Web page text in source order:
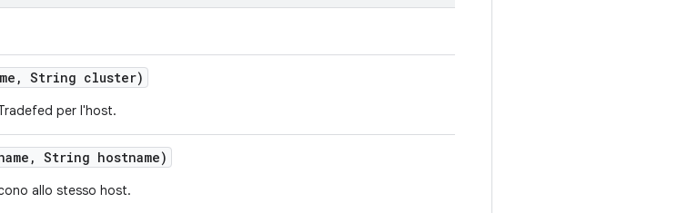
, String cluster)
per l'host.
, String hostname)
allo stesso host.